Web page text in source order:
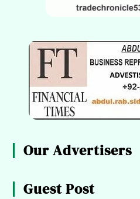
Our Advertisers
Guest Post